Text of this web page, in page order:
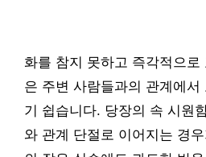
화를 참지 못하고 즉각적으로
은 주변 사람들과의 관계에
기 쉽습니다. 당장의 속 시원
와 관계 단절로 이어지는 경